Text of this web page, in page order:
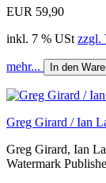
EUR 59,90
inkl. 7 % USt zzgl.
mehr... In den
Greg Girard / Ian
Greg Girard, Ian
Watermark